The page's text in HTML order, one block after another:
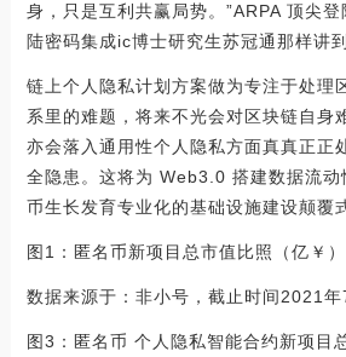
身，只是互利共赢局势。”ARPA 顶尖
陆密码集成ic博士研究生苏冠通那样讲到
链上个人隐私计划方案做为专注于处理
系里的难题，将来不光会对区块链自身
亦会落入通用性个人隐私方面真真正正
全隐患。这将为 Web3.0 搭建数据流动
币生长发育专业化的基础设施建设颠覆
图1：匿名币新项目总市值比照（亿￥）
数据来源于：非小号，截止时间2021年
图3：匿名币 个人隐私智能合约新项目